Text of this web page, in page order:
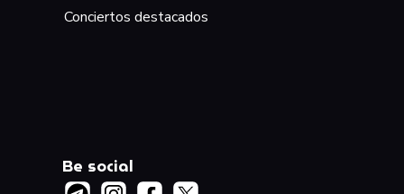
Conciertos destacados
Be social